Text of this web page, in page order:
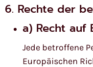
6. Rechte der
a) Recht auf
Jede betroffene
Europäischen